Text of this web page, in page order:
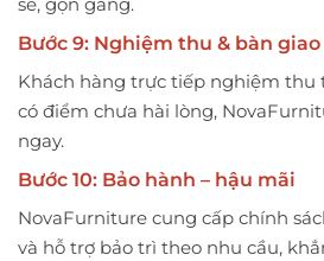
Bước 9: Nghiệm thu & bàn giao
Khách hàng trực tiếp nghiệm thu
có điểm chưa hài lòng,
ngay.
Bước 10: Bảo hành – hậu mãi
NovaFurniture cung cấp chính
và hỗ trợ bảo trì theo nhu cầu,